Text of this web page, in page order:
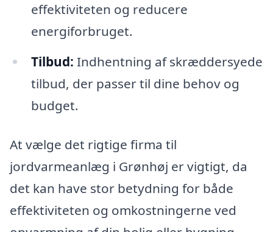
effektiviteten og reducere
energiforbruget.
Tilbud: Indhentning af skræddersyede
tilbud, der passer til dine behov og
budget.
At vælge det rigtige firma til
jordvarmeanlæg i Grønhøj er vigtigt, da
det kan have stor betydning for både
effektiviteten og omkostningerne ved